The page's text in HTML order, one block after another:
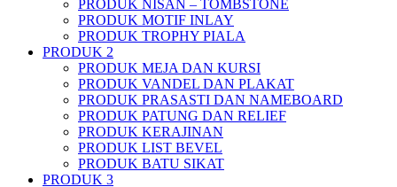
PRODUK NISAN – TOMBSTONE
PRODUK MOTIF INLAY
PRODUK TROPHY PIALA
PRODUK 2
PRODUK MEJA DAN KURSI
PRODUK VANDEL DAN PLAKAT
PRODUK PRASASTI DAN NAMEBOARD
PRODUK PATUNG DAN RELIEF
PRODUK KERAJINAN
PRODUK LIST BEVEL
PRODUK BATU SIKAT
PRODUK 3